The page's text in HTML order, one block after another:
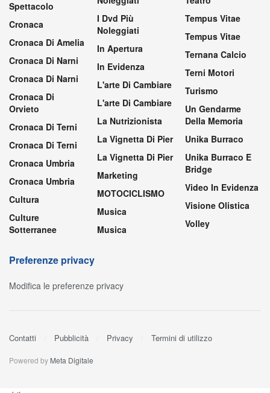
Spettacolo
Cronaca
Cronaca Di Amelia
Cronaca Di Narni
Cronaca Di Narni
Cronaca Di
Orvieto
Cronaca Di Terni
Cronaca Di Terni
Cronaca Umbria
Cronaca Umbria
Cultura
Culture
Sotterranee
I Dvd Più
Noleggiati
In Apertura
In Evidenza
L'arte Di Cambiare
L'arte Di Cambiare
La Nutrizionista
La Vignetta Di Pier
La Vignetta Di Pier
Marketing
MOTOCICLISMO
Musica
Musica
Tempus Vitae
Tempus Vitae
Ternana Calcio
Terni Motori
Turismo
Un Gendarme
Della Memoria
Unika Burraco
Unika Burraco E
Bridge
Video In Evidenza
Visione Olistica
Volley
Preferenze privacy
Modifica le preferenze privacy
Contatti Pubblicità Privacy Termini di utilizzo
Powered by Meta Digitale